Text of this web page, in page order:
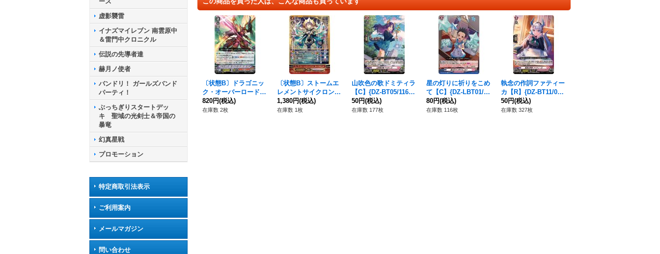
虚影襲雷
イナズマイレブン 南雲原中
＆雷門中クロニクル
伝説の先導者達
赫月ノ使者
バンドリ！ ガールズバンド
パーティ！
ぶっちぎりスタートデッ
キ 聖域の光剣士＆帝国の
暴竜
幻真星戦
プロモーション
特定商取引法表示
ご利用案内
メールマガジン
問い合わせ
〔状態B〕ドラゴニッ
ク・オーバーロード・
ジ・エンド【VR】{V-
EB07/001}《かげろ
820円(税込)
在庫数 2枚
〔状態B〕ストームエ
レメントサイクロンド
【SGR】{V-SS07/S0
1}《クレイエレメンタ
1,380円(税込)
在庫数 1枚
山吹色の歌ドミティラ
【C】{DZ-BT05/116}
《リリカルモナステリ
オ》
50円(税込)
在庫数 177枚
星の灯りに祈りをこめ
て【C】{DZ-LBT01/09
6}《リリカルモナステ
リオ》
80円(税込)
在庫数 116枚
執念の作詞ファティー
カ【R】{DZ-BT11/06
5}《リリカルモナステ
リオ》
50円(税込)
在庫数 327枚